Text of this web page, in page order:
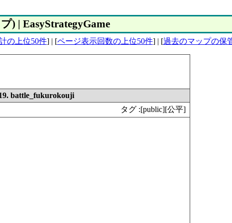
) | EasyStrategyGame
の上位50件] | [ページ表示回数の上位50件] | [過去のマップの保
battle_fukurokouji
タグ :[public][公平]